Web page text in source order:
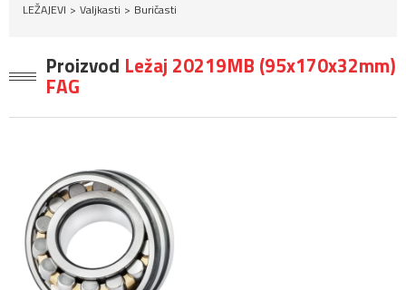
LEŽAJEVI Valjkasti Buričasti
Proizvod Ležaj 20219MB (95x170x32mm)
FAG